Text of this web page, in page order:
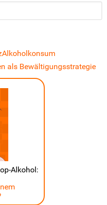
Alkoholkonsum
als Bewältigungsstrategie
Alkohol: